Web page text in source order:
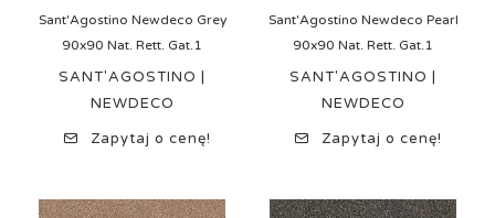
Sant'Agostino Newdeco Grey
90x90 Nat. Rett. Gat.1
SANT'AGOSTINO |
NEWDECO
Zapytaj o cenę!
Sant'Agostino Newdeco Pearl
90x90 Nat. Rett. Gat.1
SANT'AGOSTINO |
NEWDECO
Zapytaj o cenę!